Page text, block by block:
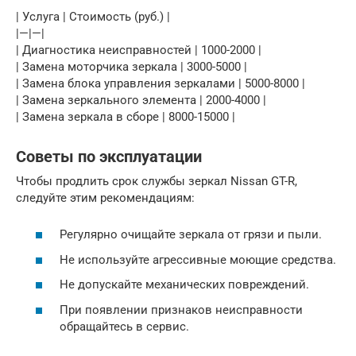
| Услуга | Стоимость (руб.) |
|—|—|
| Диагностика неисправностей | 1000-2000 |
| Замена моторчика зеркала | 3000-5000 |
| Замена блока управления зеркалами | 5000-8000 |
| Замена зеркального элемента | 2000-4000 |
| Замена зеркала в сборе | 8000-15000 |
Советы по эксплуатации
Чтобы продлить срок службы зеркал Nissan GT-R,
следуйте этим рекомендациям:
Регулярно очищайте зеркала от грязи и пыли.
Не используйте агрессивные моющие средства.
Не допускайте механических повреждений.
При появлении признаков неисправности
обращайтесь в сервис.